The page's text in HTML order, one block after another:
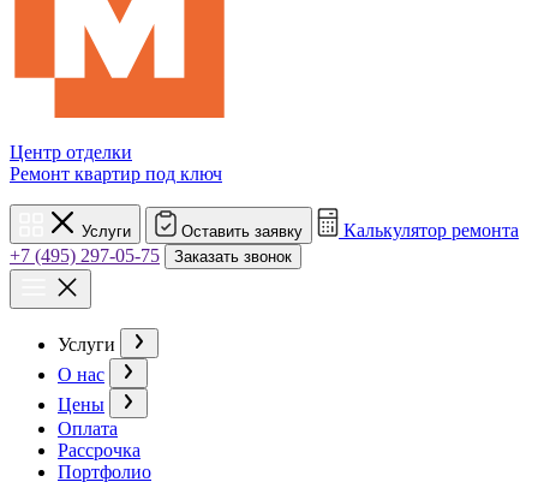
Центр отделки
Ремонт квартир под ключ
Услуги Оставить заявку
Калькулятор ремонта
+7 (495) 297-05-75
Заказать звонок
Услуги
О нас
Цены
Оплата
Рассрочка
Портфолио